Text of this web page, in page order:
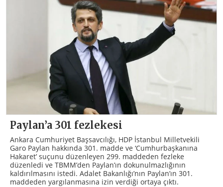
Paylan’a 301 fezlekesi
Ankara Cumhuriyet Başsavcılığı, HDP İstanbul Milletvekili
Garo Paylan hakkında 301. madde ve ‘Cumhurbaşkanına
Hakaret’ suçunu düzenleyen 299. maddeden fezleke
düzenledi ve TBMM’den Paylan’ın dokunulmazlığının
kaldırılmasını istedi. Adalet Bakanlığı’nın Paylan’ın 301.
maddeden yargılanmasına izin verdiği ortaya çıktı.